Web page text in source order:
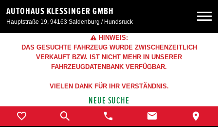
AUTOHAUS KLESSINGER GMBH
Hauptstraße 19, 94163 Saldenburg / Hundsruck
Neuwagen
Angebote
HINWEIS:
DAS GESUCHTE FAHRZEUG WURDE ZWISCHENZEITLICH
VERKAUFT BZW. IST NICHT MEHR IN UNSERER
FAHRZEUGDATENBANK VERFÜGBAR.
VIELEN DANK FÜR IHR VERSTÄNDNIS.
NEUE SUCHE